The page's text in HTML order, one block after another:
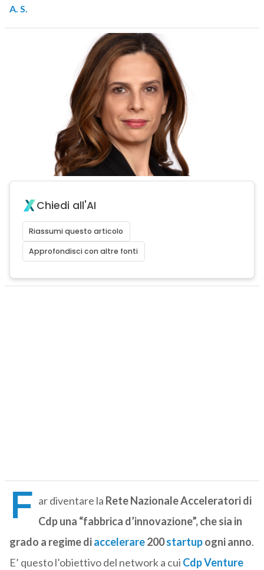
A. S.
Chiedi all'AI
Riassumi questo articolo
Approfondisci con altre fonti
F ar diventare la Rete Nazionale Acceleratori di
Cdp una “fabbrica d’innovazione”, che sia in
grado a regime diaccelerare200startupogni anno.
E’ questo l’obiettivo del network a cui Cdp Venture